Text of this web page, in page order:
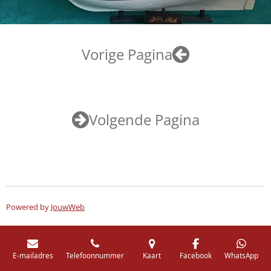
Vorige Pagina
Volgende Pagina
Powered by JouwWeb
E-mailadres Telefoonnummer Kaart Facebook WhatsApp